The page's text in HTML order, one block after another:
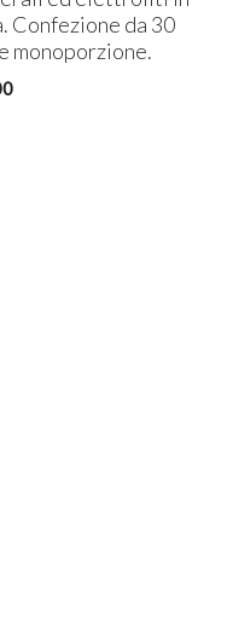
Confezione da 30
monoporzione.